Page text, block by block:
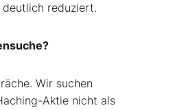
reduziert.
Wir suchen
Aktie nicht als